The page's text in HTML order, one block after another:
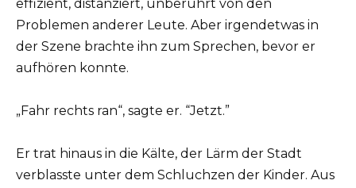
effizient, distanziert, unberührt von den
Problemen anderer Leute. Aber irgendetwas in
der Szene brachte ihn zum Sprechen, bevor er
aufhören konnte.
„Fahr rechts ran“, sagte er. “Jetzt.”
Er trat hinaus in die Kälte, der Lärm der Stadt
verblasste unter dem Schluchzen der Kinder. Aus